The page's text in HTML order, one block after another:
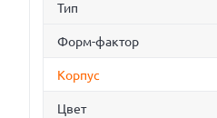
Тип
Форм-фактор
Корпус
Цвет